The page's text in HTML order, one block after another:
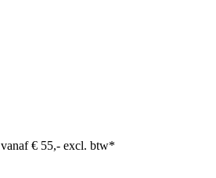
vanaf € 55,- excl. btw*